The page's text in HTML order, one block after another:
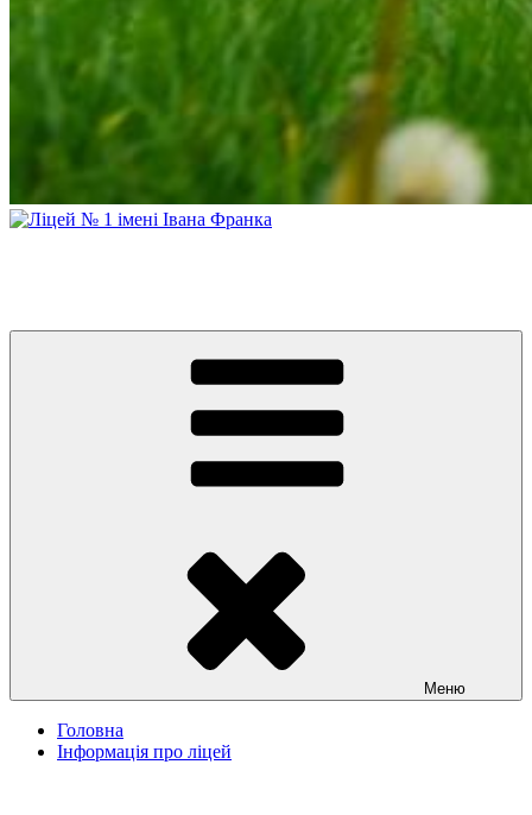
Меню
Головна
Інформація про ліцей